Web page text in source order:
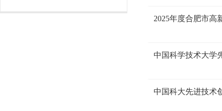
2025年度合肥市高
中国科学技术大学
中国科大先进技术